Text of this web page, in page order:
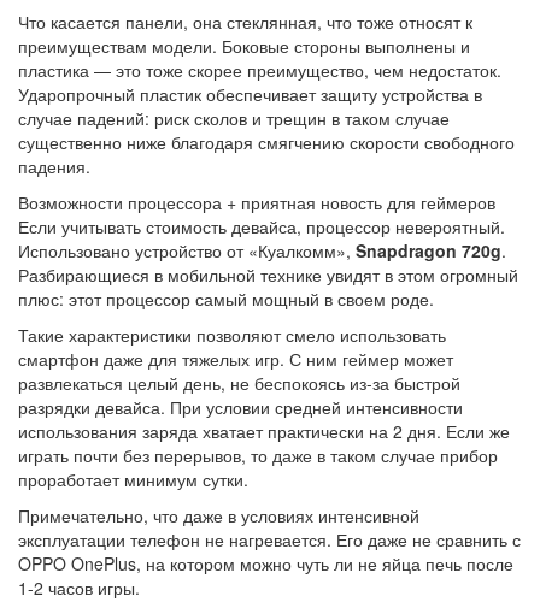
Что касается панели, она стеклянная, что тоже относят к
преимуществам модели. Боковые стороны выполнены и
пластика — это тоже скорее преимущество, чем недостаток.
Ударопрочный пластик обеспечивает защиту устройства в
случае падений: риск сколов и трещин в таком случае
существенно ниже благодаря смягчению скорости свободного
падения.
Возможности процессора + приятная новость для геймеров
Если учитывать стоимость девайса, процессор невероятный.
Использовано устройство от «Куалкомм», Snapdragon 720g.
Разбирающиеся в мобильной технике увидят в этом огромный
плюс: этот процессор самый мощный в своем роде.
Такие характеристики позволяют смело использовать
смартфон даже для тяжелых игр. С ним геймер может
развлекаться целый день, не беспокоясь из-за быстрой
разрядки девайса. При условии средней интенсивности
использования заряда хватает практически на 2 дня. Если же
играть почти без перерывов, то даже в таком случае прибор
проработает минимум сутки.
Примечательно, что даже в условиях интенсивной
эксплуатации телефон не нагревается. Его даже не сравнить с
OPPO OnePlus, на котором можно чуть ли не яйца печь после
1-2 часов игры.